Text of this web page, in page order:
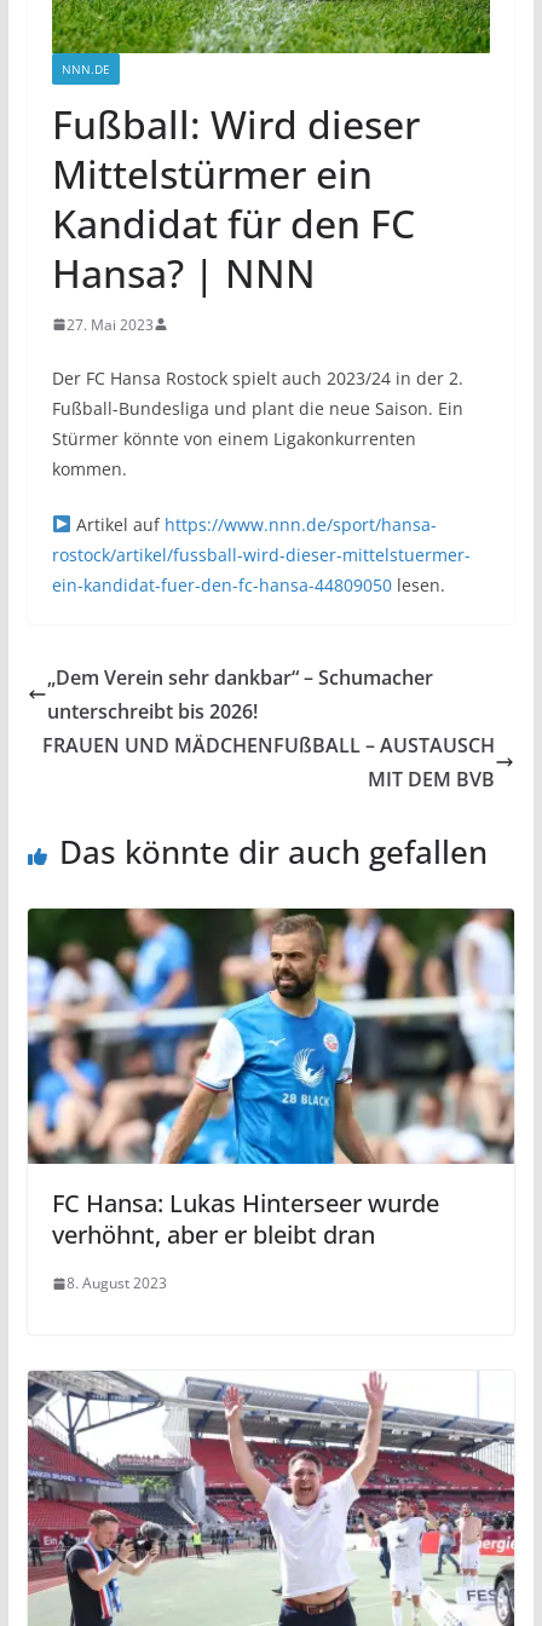
NNN.DE
Fußball: Wird dieser
Mittelstürmer ein
Kandidat für den FC
Hansa? | NNN
27. Mai 2023
Der FC Hansa Rostock spielt auch 2023/24 in der 2.
Fußball-Bundesliga und plant die neue Saison. Ein
Stürmer könnte von einem Ligakonkurrenten
kommen.
Artikel auf https://www.nnn.de/sport/hansa-
rostock/artikel/fussball-wird-dieser-mittelstuermer-
ein-kandidat-fuer-den-fc-hansa-44809050lesen.
„Dem Verein sehr dankbar“ – Schumacher
unterschreibt bis 2026!
FRAUEN UND MÄDCHENFUßBALL – AUSTAUSCH
MIT DEM BVB
Das könnte dir auch gefallen
FC Hansa: Lukas Hinterseer wurde
verhöhnt, aber er bleibt dran
8. August 2023